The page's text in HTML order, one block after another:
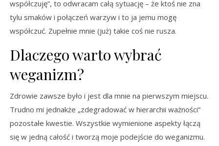
współczuję”, to odwracam całą sytuację – że ktoś nie zna
tylu smaków i połączeń warzyw i to ja jemu mogę
współczuć. Zupełnie mnie (już) takie coś nie rusza.
Dlaczego warto wybrać
weganizm?
Zdrowie zawsze było i jest dla mnie na pierwszym miejscu.
Trudno mi jednakże „zdegradować w hierarchii ważności”
pozostałe kwestie. Wszystkie wymienione aspekty łączą
się w jedną całość i tworzą moje podejście do weganizmu.